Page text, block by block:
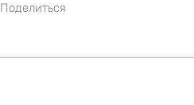
Поделиться